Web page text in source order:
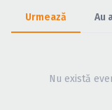
RECENZII
Urmează Au
Nu există